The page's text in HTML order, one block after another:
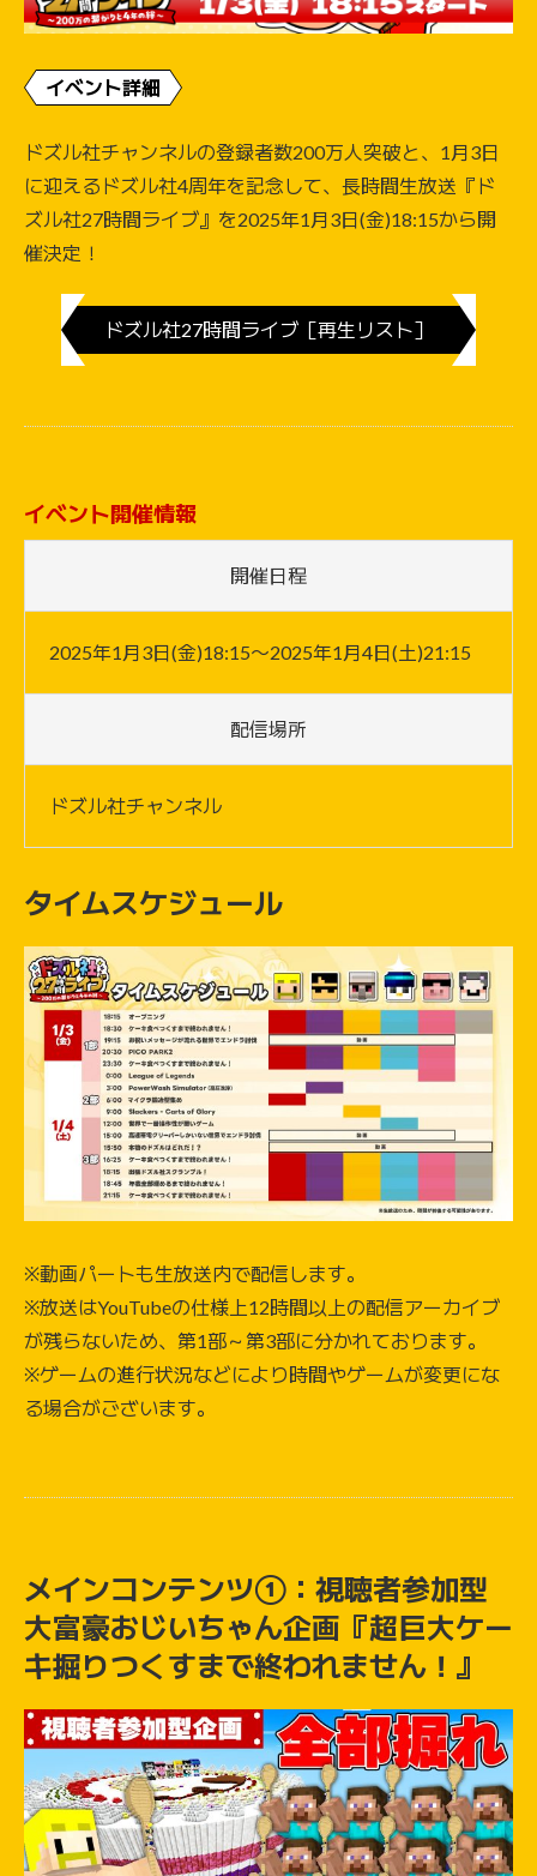
イベント詳細
ドズル社チャンネルの登録者数200万人突破と、1月3日
に迎えるドズル社4周年を記念して、長時間生放送『ド
ズル社27時間ライブ』を2025年1月3日(金)18:15から開
催決定！
ドズル社27時間ライブ［再生リスト］
イベント開催情報
開催日程
2025年1月3日(金)18:15〜2025年1月4日(土)21:15
配信場所
ドズル社チャンネル
タイムスケジュール
※動画パートも生放送内で配信します。
※放送はYouTubeの仕様上12時間以上の配信アーカイブ
が残らないため、第1部～第3部に分かれております。
※ゲームの進行状況などにより時間やゲームが変更にな
る場合がございます。
メインコンテンツ① ：視聴者参加型
大富豪おじいちゃん企画『超巨大ケー
キ掘りつくすまで終われません！』